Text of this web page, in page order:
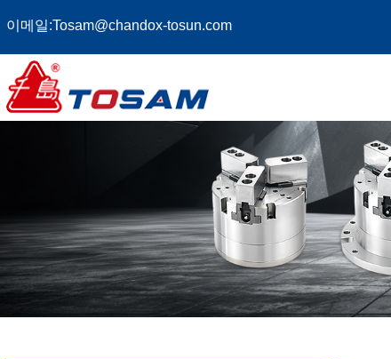
이메일:Tosam@chandox-tosun.com